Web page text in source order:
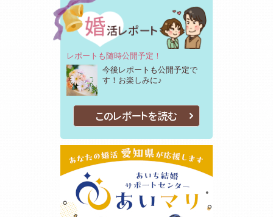
レポートも随時公開予定！
今後レポートも公開予定で
す！お楽しみに♪
このレポートを読む